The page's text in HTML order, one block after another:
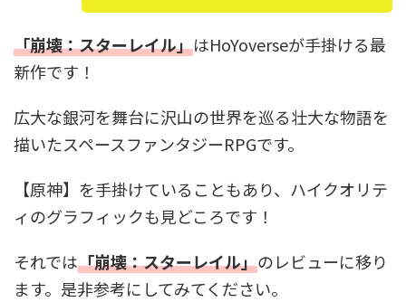
「崩壊：スターレイル」はHoYoverseが手掛ける最
新作です！
広大な銀河を舞台に沢山の世界を巡る壮大な物語を
描いたスペースファンタジーRPGです。
【原神】を手掛けていることもあり、ハイクオリテ
ィのグラフィックも見どころです！
それでは「崩壊：スターレイル」のレビューに移り
ます。是非参考にしてみてください。